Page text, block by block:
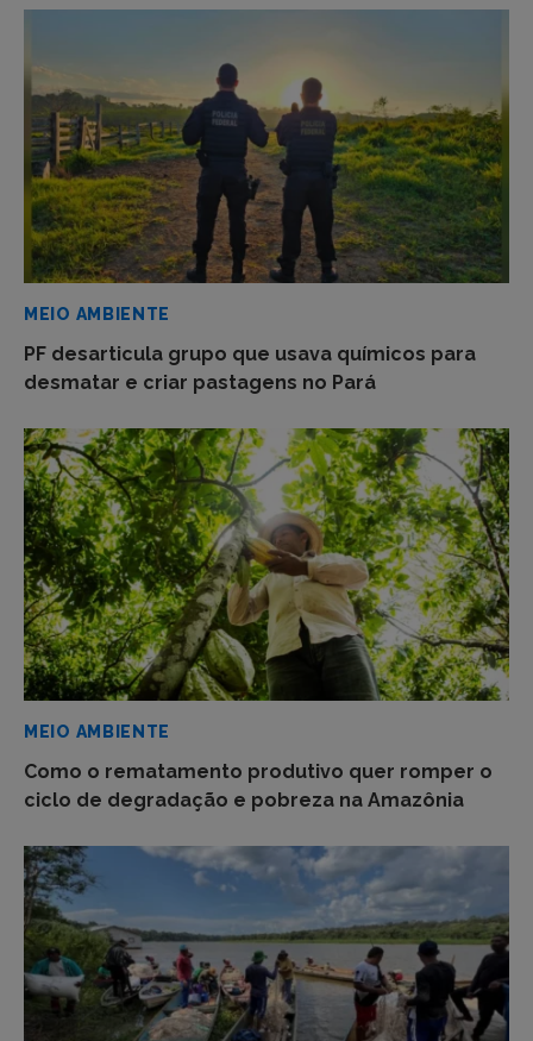
MEIO AMBIENTE
PF desarticula grupo que usava químicos para
desmatar e criar pastagens no Pará
MEIO AMBIENTE
Como o rematamento produtivo quer romper o
ciclo de degradação e pobreza na Amazônia